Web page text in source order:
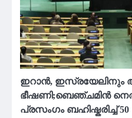
ഇറാൻ, ഇസ്രയേലിനും
ഭീഷണി;ബെഞ്ചമിൻ
പ്രസംഗം ബഹിഷ്കരിച്ച്